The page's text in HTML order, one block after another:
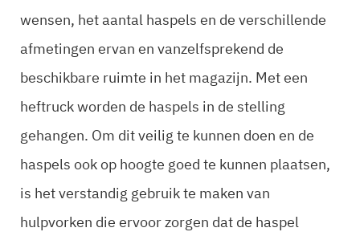
wensen, het aantal haspels en de verschillende
afmetingen ervan en vanzelfsprekend de
beschikbare ruimte in het magazijn. Met een
heftruck worden de haspels in de stelling
gehangen. Om dit veilig te kunnen doen en de
haspels ook op hoogte goed te kunnen plaatsen,
is het verstandig gebruik te maken van
hulpvorken die ervoor zorgen dat de haspel